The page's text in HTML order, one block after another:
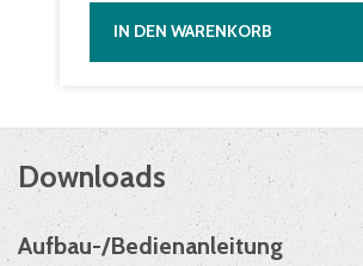
IN DEN WARENKORB
Downloads
Aufbau-/Bedienanleitung